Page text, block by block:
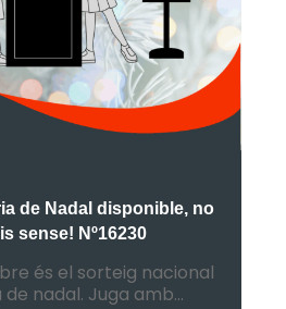
de Nadal disponible, no
sense! Nº16230
és el sorteig nacional
nadal. Juga amb...